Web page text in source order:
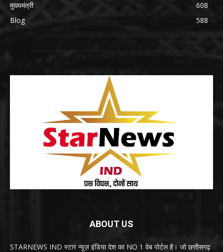
मुख्यमंत्री
608
Blog
588
ABOUT US
STARNEWS IND स्टार न्यूज़ इंडिया देश का NO 1 वेब पोर्टल है। जो छत्तीसगढ़